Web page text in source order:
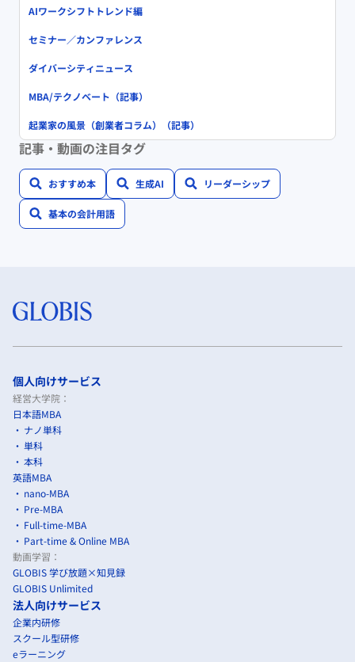
AIワークシフトトレンド編
セミナー／カンファレンス
ダイバーシティニュース
MBA/テクノベート（記事）
起業家の風景（創業者コラム）（記事）
記事・動画の注目タグ
おすすめ本 生成AI リーダーシップ
基本の会計用語
個人向けサービス
経営大学院：
日本語MBA
ナノ単科
単科
本科
英語MBA
nano-MBA
Pre-MBA
Full-time-MBA
Part-time & Online MBA
動画学習：
GLOBIS 学び放題×知見録
GLOBIS Unlimited
法人向けサービス
企業内研修
スクール型研修
eラーニング